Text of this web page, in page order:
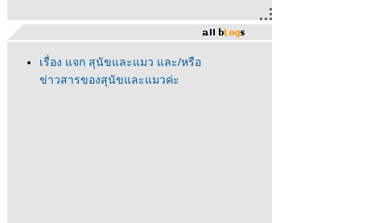
เรื่อง แจก สุนัขและแมว และ/หรือ
ข่าวสารของสุนัขและแมวค่ะ